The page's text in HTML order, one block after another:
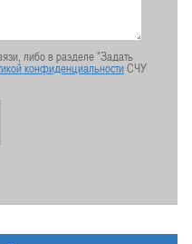
либо в разделе "Задать
конфиденциальностиСЧУ